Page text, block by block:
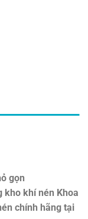
gọn
kho khí nén Khoa
chính hãng tại